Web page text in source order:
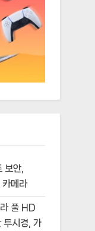
보안,
메라
풀 HD
투시경, 가